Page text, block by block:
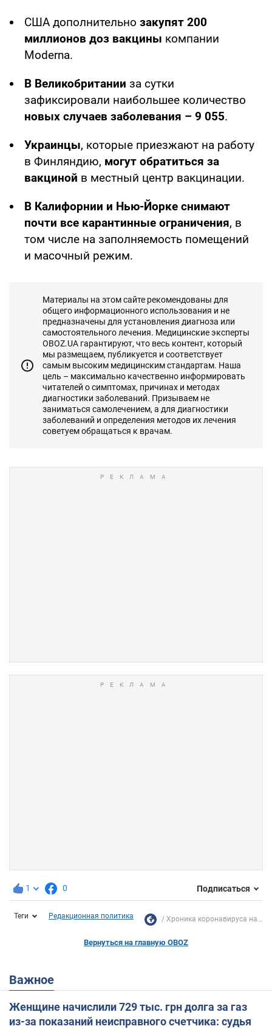
США дополнительно закупят 200
миллионов доз вакцины компании
Moderna.
В Великобритании за сутки
зафиксировали наибольшее количество
новых случаев заболевания – 9 055.
Украинцы, которые приезжают на работу
в Финляндию, могут обратиться за
вакциной в местный центр вакцинации.
В Калифорнии и Нью-Йорке снимают
почти все карантинные ограничения, в
том числе на заполняемость помещений
и масочный режим.
Материалы на этом сайте рекомендованы для
общего информационного использования и не
предназначены для установления диагноза или
самостоятельного лечения. Медицинские эксперты
OBOZ.UA гарантируют, что весь контент, который
мы размещаем, публикуется и соответствует
самым высоким медицинским стандартам. Наша
цель – максимально качественно информировать
читателей о симптомах, причинах и методах
диагностики заболеваний. Призываем не
заниматься самолечением, а для диагностики
заболеваний и определения методов их лечения
советуем обращаться к врачам.
1 0 Подписаться
Теги Редакционная политика Хроника коронавируса на...
Вернуться на главную OBOZ
Важное
Женщине начислили 729 тыс. грн долга за газ
из-за показаний неисправного счетчика: судья